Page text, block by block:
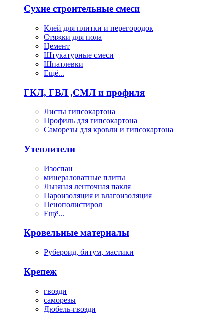
Сухие строительные смеси
Клей для плитки и перегородок
Стяжки для пола
Цемент
Штукатурные смеси
Шпатлевки
Ещё...
ГКЛ, ГВЛ ,СМЛ и профиля
Листы гипсокартона
Профиль для гипсокартона
Саморезы для кровли и гипсокартона
Утеплители
Изоспан
минераловатные плиты
Льняная ленточная пакля
Пароизоляция и влагоизоляция
Пенополистирол
Ещё...
Кровельные материалы
Рубероид, битум, мастики
Крепеж
гвозди
саморезы
Дюбель-гвозди